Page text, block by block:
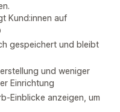
Kund:innen auf
gespeichert und bleibt
und weniger
Einrichtung
Einblicke anzeigen, um